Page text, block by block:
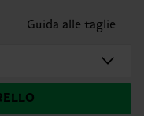
Guida alle taglie